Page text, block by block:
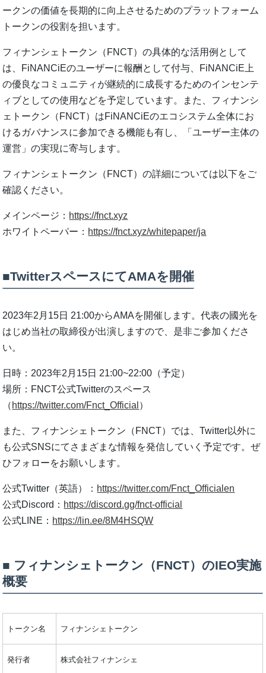
ークンの価値を長期的に向上させるためのプラットフォーム
トークンの役割を担います。
フィナンシェトークン（FNCT）の具体的な活用例として
は、FiNANCiEのユーザーに報酬として付与、FiNANCiE上
の優良なコミュニティが継続的に成長するためのインセンテ
ィブとしての使用などを予定しています。また、フィナンシ
ェトークン（FNCT）はFiNANCiEのエコシステム全体にお
けるガバナンスに参加できる機能も有し、「ユーザー主体の
運営」の実現に寄与します。
フィナンシェトークン（FNCT）の詳細については以下をご
確認ください。
メインページ： https://fnct.xyz
ホワイトペーパー： https://fnct.xyz/whitepaper/ja
■TwitterスペースにてAMAを開催
2023年2月15日 21:00からAMAを開催します。代表の國光を
はじめ当社の取締役が出演しますので、是非ご参加くださ
い。
日時：2023年2月15日 21:00~22:00（予定）
場所：FNCT公式Twitterのスペース
（ https://twitter.com/Fnct_Official ）
また、フィナンシェトークン（FNCT）では、Twitter以外に
も公式SNSにてさまざまな情報を発信していく予定です。ぜ
ひフォローをお願いします。
公式Twitter（英語）： https://twitter.com/Fnct_Officialen
公式Discord： https://discord.gg/fnct-official
公式LINE： https://lin.ee/8M4HSQW
■ フィナンシェトークン（FNCT）のIEO実施
概要
トークン名 フィナンシェトークン
発行者 株式会社フィナンシェ